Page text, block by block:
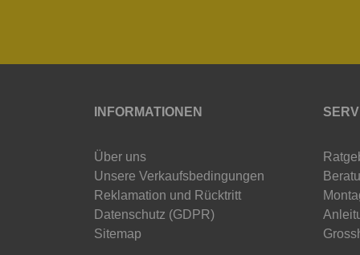
INFORMATIONEN
Über uns
Unsere Verkaufsbedingungen
Reklamation und Rücktritt
Datenschutz (GDPR)
Sitemap